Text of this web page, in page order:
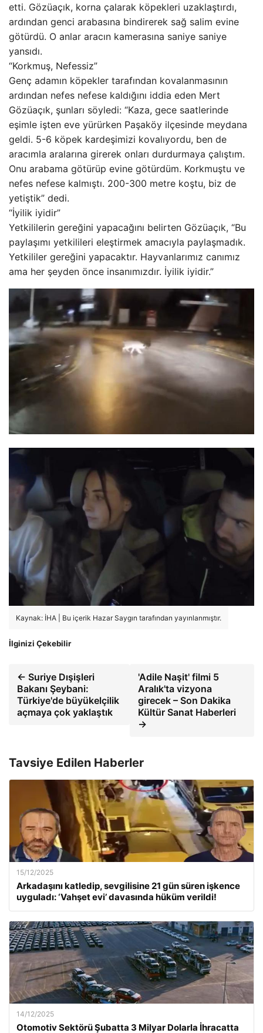
etti. Gözüaçık, korna çalarak köpekleri uzaklaştırdı,
ardından genci arabasına bindirerek sağ salim evine
götürdü. O anlar aracın kamerasına saniye saniye
yansıdı.
“Korkmuş, Nefessiz”
Genç adamın köpekler tarafından kovalanmasının
ardından nefes nefese kaldığını iddia eden Mert
Gözüaçık, şunları söyledi: “Kaza, gece saatlerinde
eşimle işten eve yürürken Paşaköy ilçesinde meydana
geldi. 5-6 köpek kardeşimizi kovalıyordu, ben de
aracımla aralarına girerek onları durdurmaya çalıştım.
Onu arabama götürüp evine götürdüm. Korkmuştu ve
nefes nefese kalmıştı. 200-300 metre koştu, biz de
yetiştik” dedi.
“İyilik iyidir”
Yetkililerin gereğini yapacağını belirten Gözüaçık, “Bu
paylaşımı yetkilileri eleştirmek amacıyla paylaşmadık.
Yetkililer gereğini yapacaktır. Hayvanlarımız canımız
ama her şeyden önce insanımızdır. İyilik iyidir.”
Kaynak: İHA | Bu içerik Hazar Saygın tarafından yayınlanmıştır.
İlginizi Çekebilir
← Suriye Dışişleri
Bakanı Şeybani:
Türkiye'de büyükelçilik
açmaya çok yaklaştık
'Adile Naşit' filmi 5
Aralık'ta vizyona
girecek – Son Dakika
Kültür Sanat Haberleri
→
Tavsiye Edilen Haberler
15/12/2025
Arkadaşını katledip, sevgilisine 21 gün süren işkence
uyguladı: ‘Vahşet evi’ davasında hüküm verildi!
14/12/2025
Otomotiv Sektörü Şubatta 3 Milyar Dolarla İhracatta